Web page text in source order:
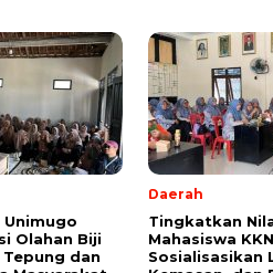
Unimugo
Olahan Biji
dan
Daerah
Tingkatkan
Mahasiswa
Sosialisasikan